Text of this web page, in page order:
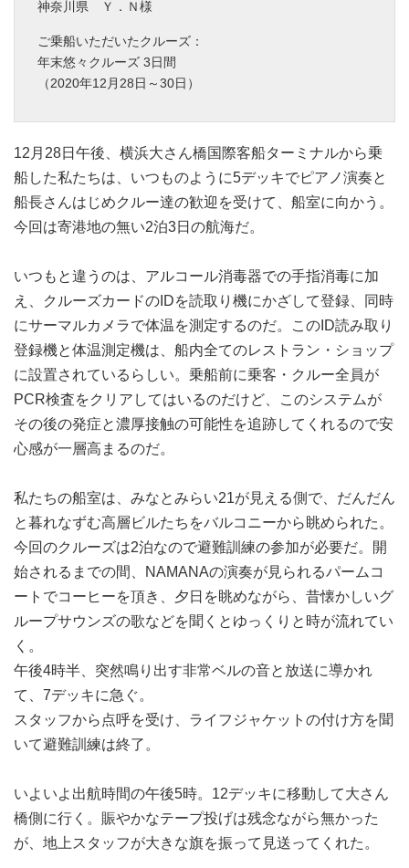
神奈川県 Ｙ．Ｎ様
ご乗船いただいたクルーズ：
年末悠々クルーズ 3日間
（2020年12月28日～30日）
12月28日午後、横浜大さん橋国際客船ターミナルから乗
船した私たちは、いつものように5デッキでピアノ演奏と
船長さんはじめクルー達の歓迎を受けて、船室に向かう。
今回は寄港地の無い2泊3日の航海だ。
いつもと違うのは、アルコール消毒器での手指消毒に加
え、クルーズカードのIDを読取り機にかざして登録、同時
にサーマルカメラで体温を測定するのだ。このID読み取り
登録機と体温測定機は、船内全てのレストラン・ショップ
に設置されているらしい。乗船前に乗客・クルー全員が
PCR検査をクリアしてはいるのだけど、このシステムが
その後の発症と濃厚接触の可能性を追跡してくれるので安
心感が一層高まるのだ。
私たちの船室は、みなとみらい21が見える側で、だんだん
と暮れなずむ高層ビルたちをバルコニーから眺められた。
今回のクルーズは2泊なので避難訓練の参加が必要だ。開
始されるまでの間、NAMANAの演奏が見られるパームコ
ートでコーヒーを頂き、夕日を眺めながら、昔懐かしいグ
ループサウンズの歌などを聞くとゆっくりと時が流れてい
く。
午後4時半、突然鳴り出す非常ベルの音と放送に導かれ
て、7デッキに急ぐ。
スタッフから点呼を受け、ライフジャケットの付け方を聞
いて避難訓練は終了。
いよいよ出航時間の午後5時。12デッキに移動して大さん
橋側に行く。賑やかなテープ投げは残念ながら無かった
が、地上スタッフが大きな旗を振って見送ってくれた。